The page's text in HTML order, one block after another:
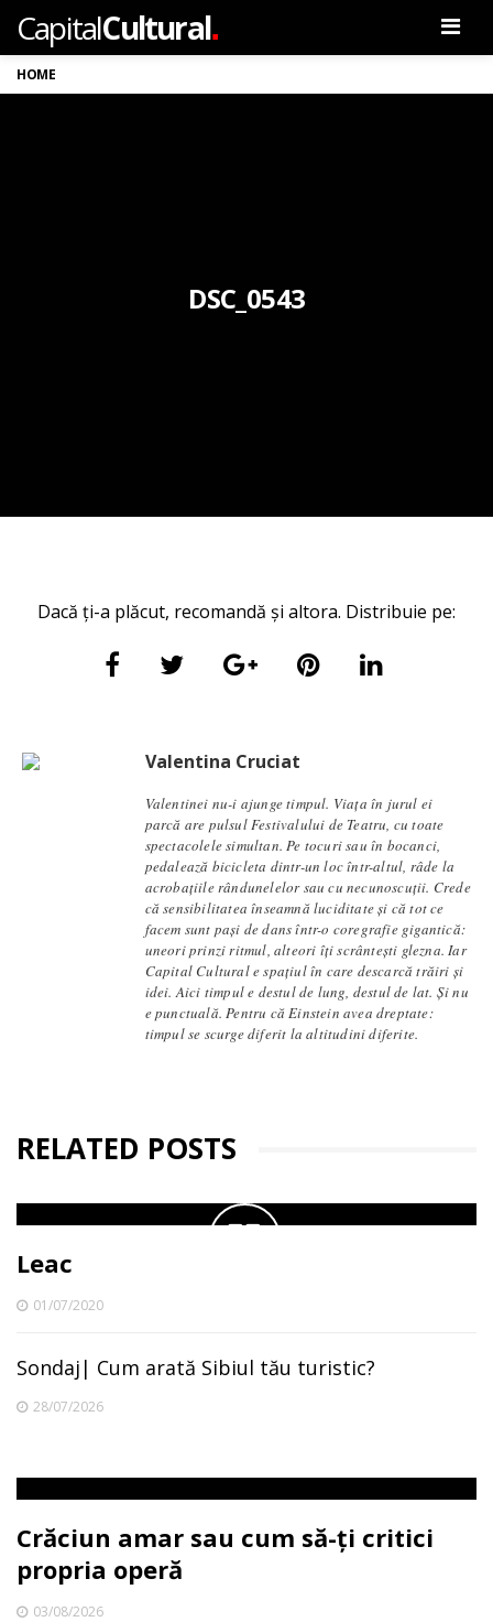
CapitalCultural.
HOME
DSC_0543
Dacă ți-a plăcut, recomandă și altora. Distribuie pe:
Valentina Cruciat
Valentinei nu-i ajunge timpul. Viața în jurul ei
parcă are pulsul Festivalului de Teatru, cu toate
spectacolele simultan. Pe tocuri sau în bocanci,
pedalează bicicleta dintr-un loc într-altul, râde la
acrobațiile rândunelelor sau cu necunoscuții. Crede
că sensibilitatea înseamnă luciditate și că tot ce
facem sunt pași de dans într-o coregrafie gigantică:
uneori prinzi ritmul, alteori îți scrântești glezna. Iar
Capital Cultural e spațiul în care descarcă trăiri și
idei. Aici timpul e destul de lung, destul de lat. Și nu
e punctuală. Pentru că Einstein avea dreptate:
timpul se scurge diferit la altitudini diferite.
RELATED POSTS
Leac
01/07/2020
Sondaj| Cum arată Sibiul tău turistic?
28/07/2026
Crăciun amar sau cum să-ți critici
propria operă
03/08/2026